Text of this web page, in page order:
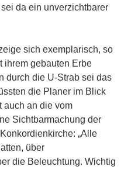
da ein unverzichtbarer
sich exemplarisch, so
ihrem gebauten Erbe
durch die U-Strab sei das
die Planer im Blick
auch an die vom
Sichtbarmachung der
„Alle
über
die Beleuchtung. Wichtig